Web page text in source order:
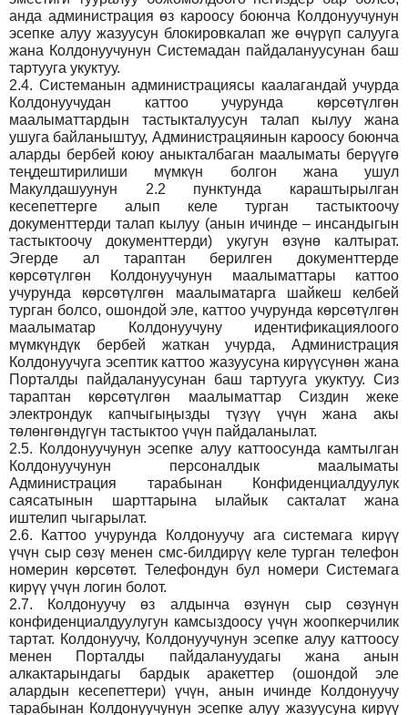
анда администрация өз кароосу боюнча Колдонуучунун
эсепке алуу жазуусун блокировкалап же өчүрүп салууга
жана Колдонуучунун Системадан пайдалануусунан баш
тартууга укуктуу.
2.4. Системанын администрациясы каалагандай учурда
Колдонуучудан каттоо учурунда көрсөтүлгөн
маалыматтардын тастыкталуусун талап кылуу жана
ушуга байланыштуу, Администрацяинын кароосу боюнча
аларды бербей коюу аныкталбаган маалыматы берүүгө
теңдештирилиши мүмкүн болгон жана ушул
Макулдашуунун 2.2 пунктунда караштырылган
кесепеттерге алып келе турган тастыктоочу
документтерди талап кылуу (анын ичинде – инсандыгын
тастыктоочу документтерди) укугун өзүнө калтырат.
Эгерде ал тараптан берилген документтерде
көрсөтүлгөн Колдонуучунун маалыматтары каттоо
учурунда көрсөтүлгөн маалыматарга шайкеш келбей
турган болсо, ошондой эле, каттоо учурунда көрсөтүлгөн
маалыматар Колдонуучуну идентификациялоого
мүмкүндүк бербей жаткан учурда, Администрация
Колдонуучуга эсептик каттоо жазуусуна кирүүсүнөн жана
Порталды пайдалануусунан баш тартууга укуктуу. Сиз
тараптан көрсөтүлгөн маалыматтар Сиздин жеке
электрондук капчыгыңызды түзүү үчүн жана акы
төлөнгөндүгүн тастыктоо үчүн пайдаланылат.
2.5. Колдонуучунун эсепке алуу каттоосунда камтылган
Колдонуучунун персоналдык маалыматы
Администрация тарабынан Конфиденциалдуулук
саясатынын шарттарына ылайык сакталат жана
иштелип чыгарылат.
2.6.
Каттоо учурунда Колдонуучу ага системага кирүү
үчүн сыр сөзү менен смс-билдирүү келе турган телефон
номерин көрсөтөт. Телефондун бул номери Системага
кирүү үчүн логин болот.
2.7.
Колдонуучу өз алдынча өзүнүн сыр сөзүнүн
конфиденциалдуулугун камсыздоосу үчүн жоопкерчилик
тартат. Колдонуучу, Колдонуучунун эсепке алуу каттоосу
менен Порталды пайдалануудагы жана анын
алкактарындагы бардык аракеттер (ошондой эле
алардын кесепеттери) үчүн, анын ичинде Колдонуучу
тарабынан Колдонуучунун эсепке алуу жазуусуна кирүү